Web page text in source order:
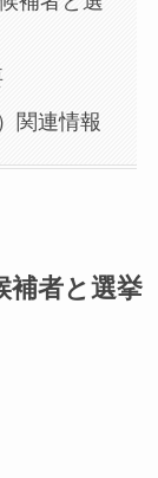
関連情報
補者と選挙